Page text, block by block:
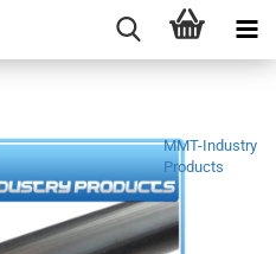
MMT-Industry
Products